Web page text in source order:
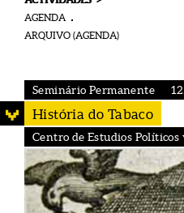
AGENDA
ARQUIVO (AGENDA)
Seminário Permanente
História do Tabaco
Centro de Estudios